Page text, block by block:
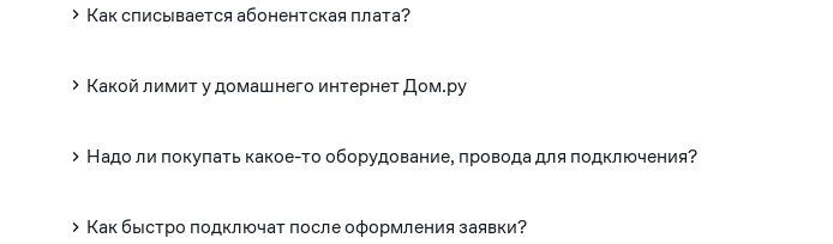
Как списывается абонентская плата?
Какой лимит у домашнего интернет Дом.ру
Надо ли покупать какое-то оборудование, провода для подключения?
Как быстро подключат после оформления заявки?